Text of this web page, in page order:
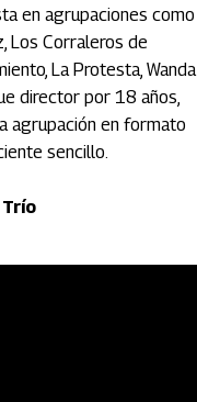
en agrupaciones como
Los Corraleros de
La Protesta, Wanda
director por 18 años,
agrupación en formato
sencillo.
Trío